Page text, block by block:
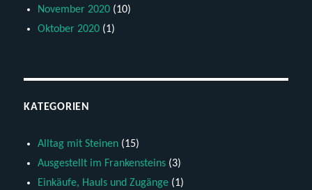
November 2020 (10)
Oktober 2020 (1)
KATEGORIEN
Alltag mit Steinen (15)
Ausgestellt im Frankensteins (3)
Einkäufe, Hauls und Zugänge (1)